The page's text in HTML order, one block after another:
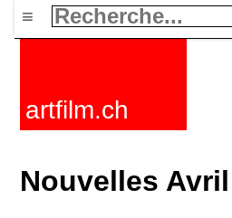
≡
artfilm.ch
Nouvelles